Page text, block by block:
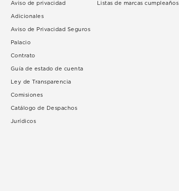
Aviso de privacidad
Adicionales
Aviso de Privacidad Seguros
Palacio
Contrato
Guía de estado de cuenta
Ley de Transparencia
Comisiones
Catálogo de Despachos
Jurídicos
Listas de marcas cumpleaños